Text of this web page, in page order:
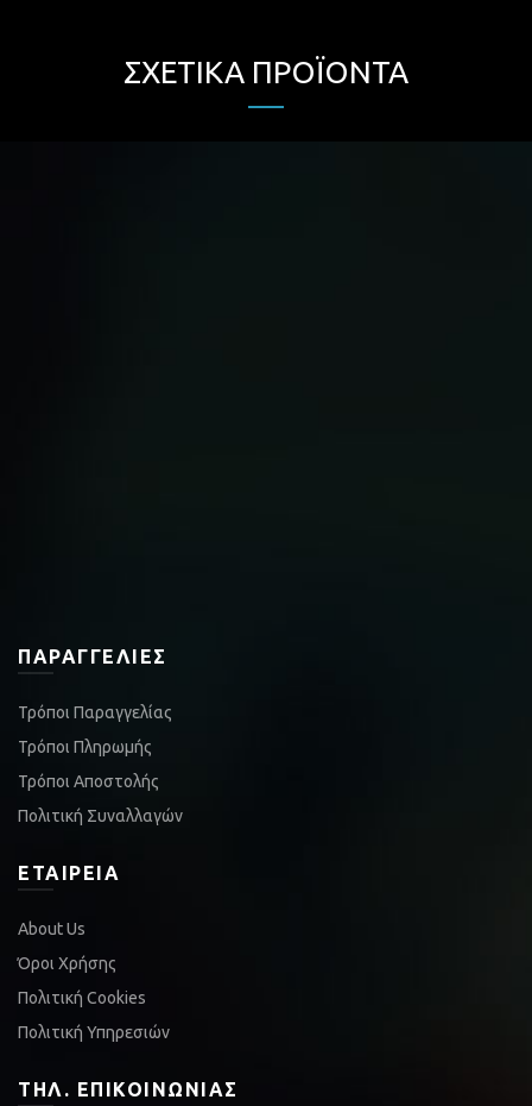
ΣΧΕΤΙΚΆ ΠΡΟΪΌΝΤΑ
ΠΑΡΑΓΓΕΛΊΕΣ
Τρόποι Παραγγελίας
Τρόποι Πληρωμής
Τρόποι Αποστολής
Πολιτική Συναλλαγών
ΕΤΑΙΡΕΊΑ
About Us
Όροι Χρήσης
Πολιτική Cookies
Πολιτική Υπηρεσιών
ΤΗΛ. ΕΠΙΚΟΙΝΩΝΊΑΣ